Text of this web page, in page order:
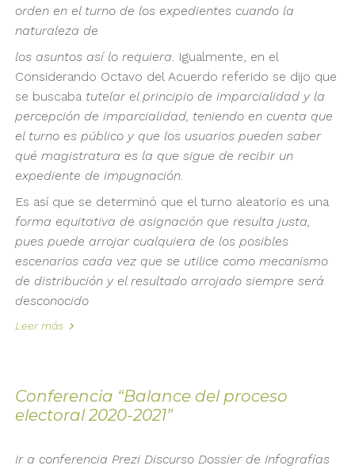
orden en el turno de los expedientes cuando la
naturaleza de
los asuntos así lo requiera. Igualmente, en el
Considerando Octavo del Acuerdo referido se dijo que
se buscaba tutelar el principio de imparcialidad y la
percepción de imparcialidad, teniendo en cuenta que
el turno es público y que los usuarios pueden saber
qué magistratura es la que sigue de recibir un
expediente de impugnación.
Es así que se determinó que el turno aleatorio es una
forma equitativa de asignación que resulta justa,
pues puede arrojar cualquiera de los posibles
escenarios cada vez que se utilice como mecanismo
de distribución y el resultado arrojado siempre será
desconocido
Leer más
Conferencia “Balance del proceso
electoral 2020-2021”
Ir a conferencia Prezi Discurso Dossier de Infografías